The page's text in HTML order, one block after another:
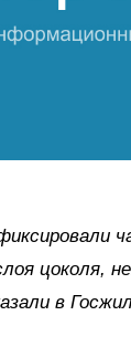
цоколя,
в